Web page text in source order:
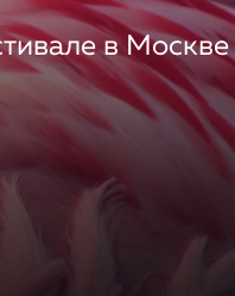
в Москве